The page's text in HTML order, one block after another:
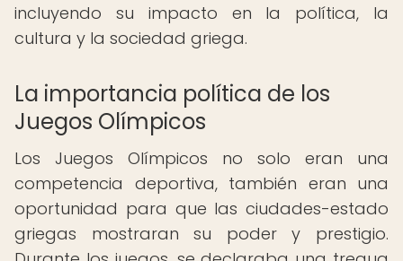
incluyendo su impacto en la política, la
cultura y la sociedad griega.
La importancia política de los
Juegos Olímpicos
Los Juegos Olímpicos no solo eran una
competencia deportiva, también eran una
oportunidad para que las ciudades-estado
griegas mostraran su poder y prestigio.